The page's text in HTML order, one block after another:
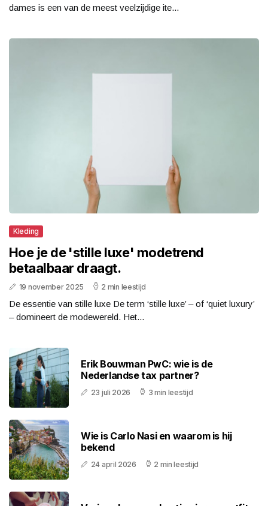
dames is een van de meest veelzijdige ite...
Kleding
Hoe je de 'stille luxe' modetrend
betaalbaar draagt.
19 november 2025 2 min leestijd
De essentie van stille luxe De term ‘stille luxe’ – of ‘quiet luxury’
– domineert de modewereld. Het...
Erik Bouwman PwC: wie is de
Nederlandse tax partner?
23 juli 2026 3 min leestijd
Wie is Carlo Nasi en waarom is hij
bekend
24 april 2026 2 min leestijd